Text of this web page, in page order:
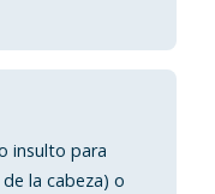
insulto para
la cabeza) o